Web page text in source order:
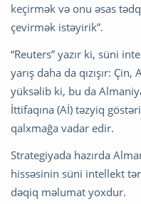
keçirmək və onu əsas
çevirmək istəyirik”.
“Reuters” yazır ki, süni
yarış daha da qızışır:
yüksəlib ki, bu da
İttifaqına (Aİ) təzyiq
qalxmağa vadar edir.
Strategiyada hazırda
hissəsinin süni intellekt
dəqiq məlumat yoxdur.